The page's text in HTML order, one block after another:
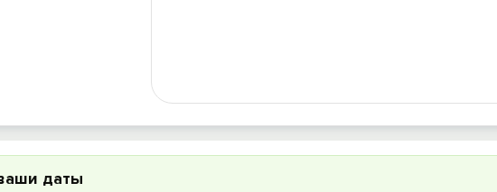
даты